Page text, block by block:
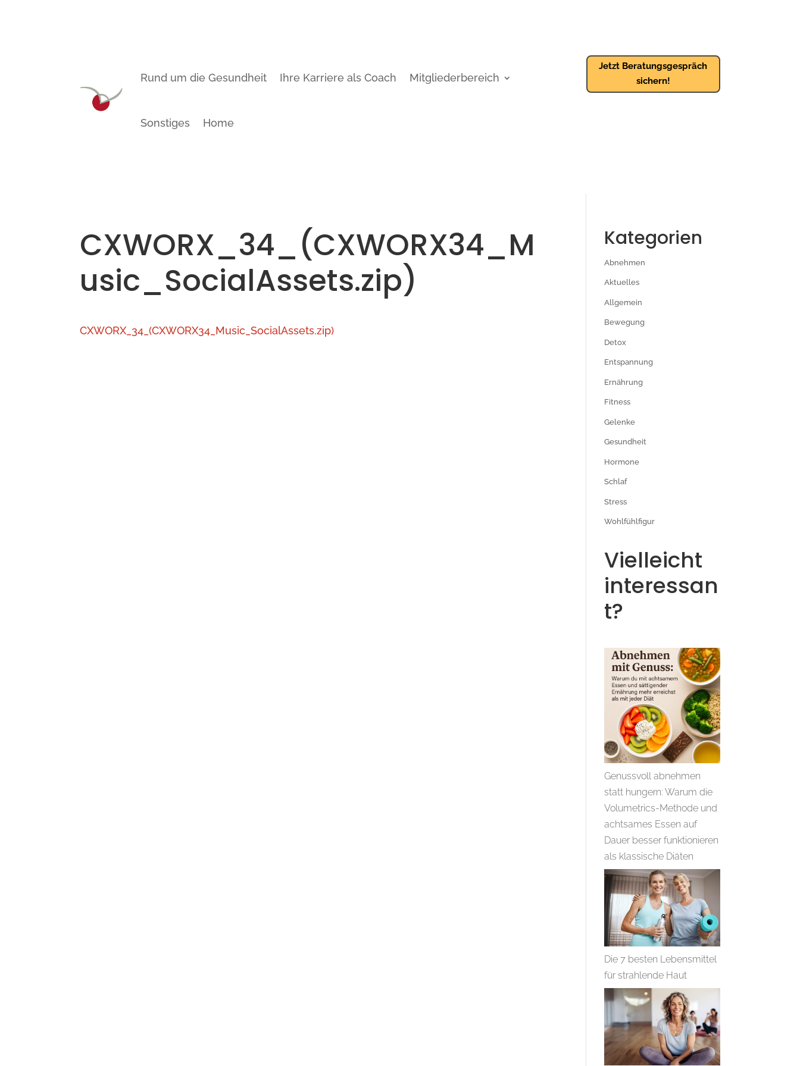
Rund um die Gesundheit Ihre Karriere als Coach Mitgliederbereich
Sonstiges Home
Jetzt Beratungsgespräch
sichern!
CXWORX_34_(CXWORX34_M
usic_SocialAssets.zip)
CXWORX_34_(CXWORX34_Music_SocialAssets.zip)
Kategorien
Abnehmen
Aktuelles
Allgemein
Bewegung
Detox
Entspannung
Ernährung
Fitness
Gelenke
Gesundheit
Hormone
Schlaf
Stress
Wohlfühlfigur
Vielleicht
interessan
t?
Genussvoll abnehmen
statt hungern: Warum die
Volumetrics-Methode und
achtsames Essen auf
Dauer besser funktionieren
als klassische Diäten
Die 7 besten Lebensmittel
für strahlende Haut